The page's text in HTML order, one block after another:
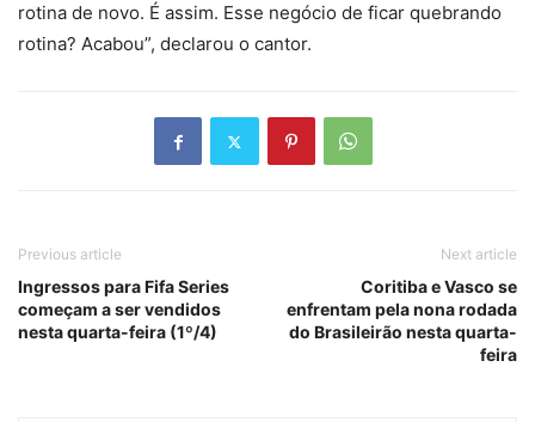
rotina de novo. É assim. Esse negócio de ficar quebrando
rotina? Acabou”, declarou o cantor.
Previous article
Ingressos para Fifa Series
começam a ser vendidos
nesta quarta-feira (1º/4)
Next article
Coritiba e Vasco se
enfrentam pela nona rodada
do Brasileirão nesta quarta-
feira